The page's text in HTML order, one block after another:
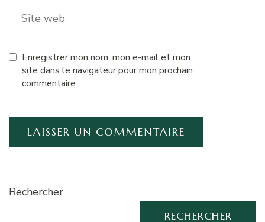
Enregistrer mon nom, mon e-mail et mon
site dans le navigateur pour mon prochain
commentaire.
Rechercher
RECHERCHER